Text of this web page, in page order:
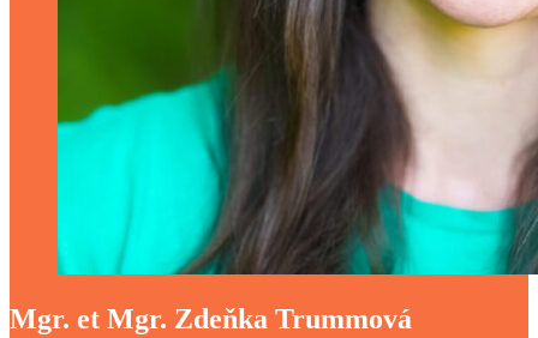
Mgr. et Mgr. Zdeňka Trummová